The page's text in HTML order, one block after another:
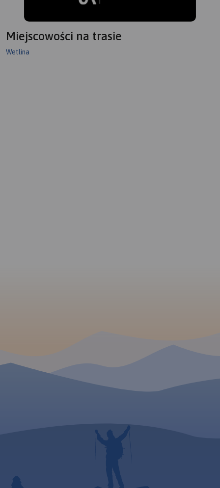
Miejscowości na trasie
Wetlina